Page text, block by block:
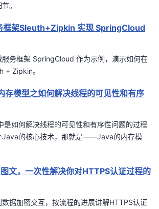
节。
框架Sleuth+Zipkin 实现 SpringCloud
服务框架 SpringCloud 作为示例，演示如何在
+ Zipkin。
存模型之如何解决线程的可见性和有序
是如何解决线程的可见性和有序性问题的过程
Java的核心技术，那就是——Java的内存模
图文，一次性解决你对HTTPS认证过程的
数据加密交互，按流程的进展讲解HTTPS认证